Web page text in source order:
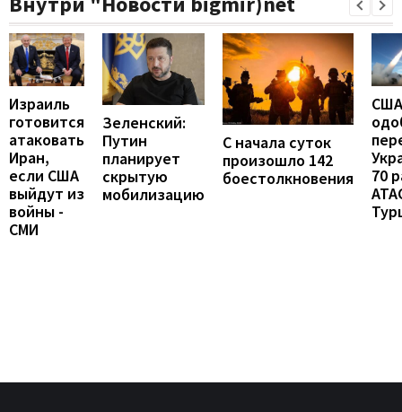
Израиль
готовится
атаковать
Иран,
если США
выйдут из
войны -
СМИ
Зеленский:
Путин
планирует
скрытую
мобилизацию
С начала суток
произошло 142
боестолкновения
США
70